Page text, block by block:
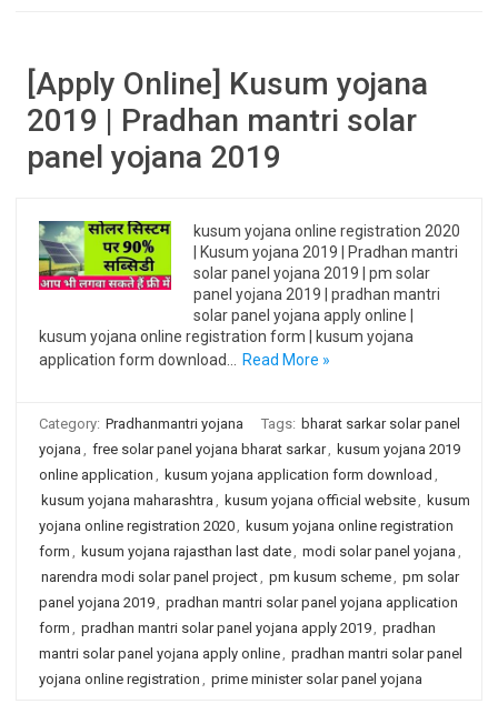
[Apply Online] Kusum yojana
2019 | Pradhan mantri solar
panel yojana 2019
kusum yojana online registration 2020
| Kusum yojana 2019 | Pradhan mantri
solar panel yojana 2019 | pm solar
panel yojana 2019 | pradhan mantri
solar panel yojana apply online |
kusum yojana online registration form | kusum yojana
application form download…
Read More »
Category: Pradhanmantri yojana Tags: bharat sarkar solar panel
yojana , free solar panel yojana bharat sarkar, kusum yojana 2019
online application , kusum yojana application form download ,
kusum yojana maharashtra , kusum yojana official website, kusum
yojana online registration 2020, kusum yojana online registration
form , kusum yojana rajasthan last date, modi solar panel yojana ,
narendra modi solar panel project, pm kusum scheme, pm solar
panel yojana 2019, pradhan mantri solar panel yojana application
form , pradhan mantri solar panel yojana apply 2019, pradhan
mantri solar panel yojana apply online, pradhan mantri solar panel
yojana online registration , prime minister solar panel yojana